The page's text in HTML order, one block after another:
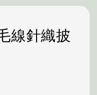
線針織披